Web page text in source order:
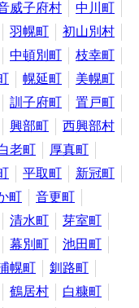
威子府村
中川町
羽幌町
初山別村
中頓別町
枝幸町
幌延町
美幌町
訓子府町
置戸町
興部町
西興部村
老町
厚真町
平取町
新冠町
町
音更町
清水町
芽室町
幕別町
池田町
幌町
釧路町
鶴居村
白糠町